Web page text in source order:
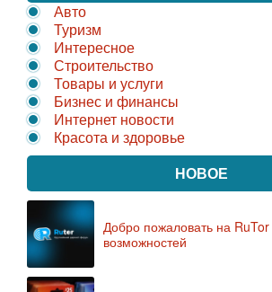
Авто
Туризм
Интересное
Строительство
Товары и услуги
Бизнес и финансы
Интернет новости
Красота и здоровье
НОВОЕ
Добро пожаловать на RuTor
возможностей